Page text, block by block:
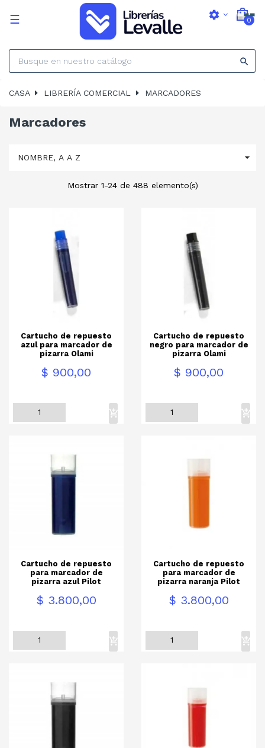

settings 0
Navegación
☰
CASA LIBRERÍA COMERCIAL MARCADORES
Marcadores
NOMBRE, A A Z 
Mostrar 1-24 de 488 elemento(s)
Cartucho de repuesto
azul para marcador de
pizarra Olami
Precio$ 900,00
Cartucho de repuesto
negro para marcador de
pizarra Olami
Precio$ 900,00
Cartucho de repuesto
para marcador de
pizarra azul Pilot
Precio$ 3.800,00
Cartucho de repuesto
para marcador de
pizarra naranja Pilot
Precio$ 3.800,00